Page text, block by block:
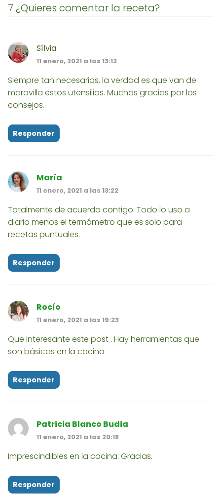
7 ¿Quieres comentar la receta?
Sílvia
11 enero, 2021 a las 13:12
Siempre tan necesarios, la verdad es que van de
maravilla estos utensilios. Muchas gracias por los
consejos.
Responder
María
11 enero, 2021 a las 13:22
Totalmente de acuerdo contigo. Todo lo uso a
diario menos el termómetro que es solo para
recetas puntuales.
Responder
Rocío
11 enero, 2021 a las 19:23
Que interesante este post . Hay herramientas que
son básicas en la cocina
Responder
Patricia Blanco Budia
11 enero, 2021 a las 20:18
Imprescindibles en la cocina. Gracias.
Responder